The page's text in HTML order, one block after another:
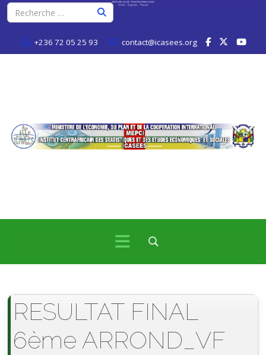
+236 72 05 25 93 contact@icasees.org
RESULTAT FINAL
6ème ARROND_VF